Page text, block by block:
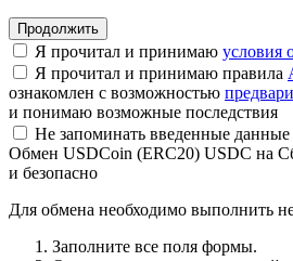
Я прочитал и принимаю условия
Я прочитал и принимаю правила
ознакомлен с возможностью
и понимаю возможные последствия
Не запоминать введенные данные
Обмен USDCoin (ERC20) USDC на
и безопасно
Для обмена необходимо выполнить
Заполните все поля формы.